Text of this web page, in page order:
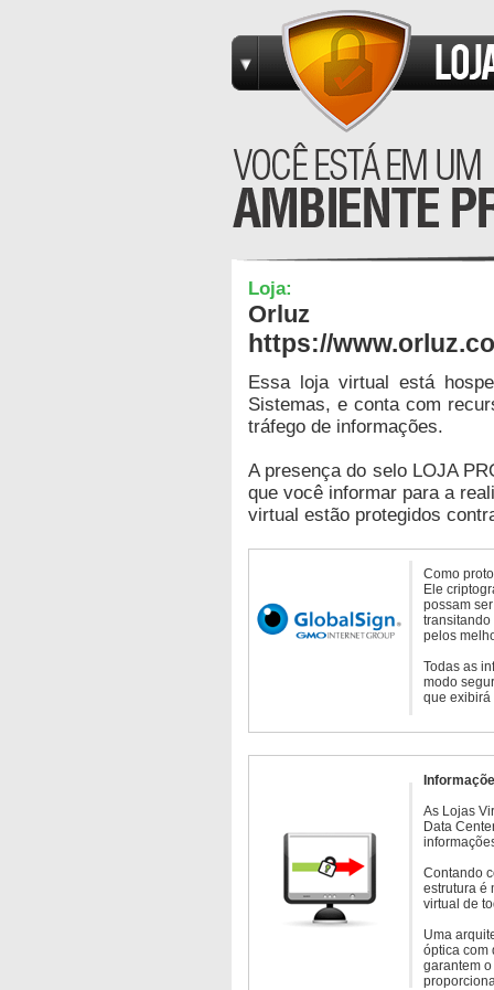
Loja:
Orluz
https://
Essa loja virtual está
Sistemas, e conta com
tráfego de informações.
A presença do selo LOJA
que você informar para a
virtual estão protegidos
Como
Ele
possam
transitando
pelos
Todas as
modo
que exibirá
As Lojas
Data
Contando
estrutura é
virtual de
Uma
óptica com
garantem